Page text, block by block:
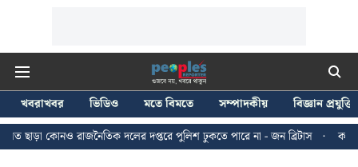
খবরাখবর ভিডিও মতে বিমতে সম্পাদকীয়
বিজ্ঞান প্রযুক্তি
দলের দপ্তরে পুলিশ ঢুকতে পারে না - জন ব্রিটাস
কলকাতায় ২৪ জুলাইয়ের